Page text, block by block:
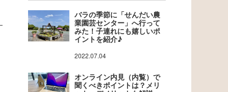
バラの季節に「せんだい農
業園芸センター」へ行って
みた！子連れにも嬉しいポ
イントを紹介♪
2022.07.04
オンライン内見（内覧）で
聞くべきポイントは？メリ